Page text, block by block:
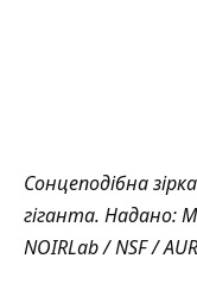
Сонцеподібна
гіганта. Надано:
NOIRLab / NSF /